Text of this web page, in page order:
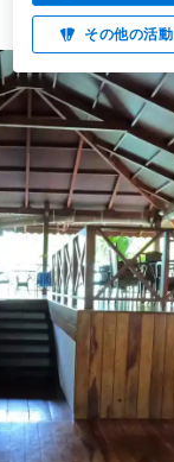
その他の活動